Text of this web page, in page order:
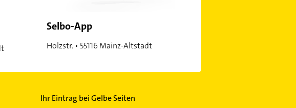
Selbo-App
Holzstr. • 55116 Mainz-Altstadt
Ihr Eintrag bei Gelbe Seiten